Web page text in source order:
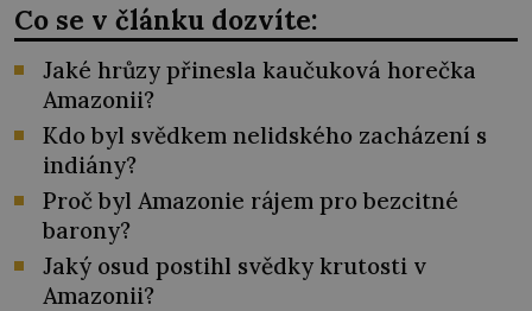
Co se v článku dozvíte:
Jaké hrůzy přinesla kaučuková horečka
Amazonii?
Kdo byl svědkem nelidského zacházení s
indiány?
Proč byl Amazonie rájem pro bezcitné
barony?
Jaký osud postihl svědky krutosti v
Amazonii?